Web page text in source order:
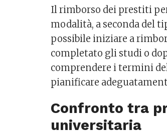
Il rimborso dei prestiti
modalità, a seconda del
possibile iniziare a
completato gli studi o
comprendere i termini
pianificare
Confronto tra
universitaria